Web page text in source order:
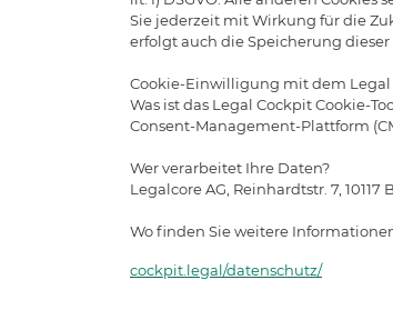
Sie jederzeit mit Wirkung für die
erfolgt auch die Speicherung
Cookie-Einwilligung mit dem Legal
Was ist das Legal Cockpit Cookie-
Consent-Management-Plattform
Wer verarbeitet Ihre Daten?
Legalcore AG, Reinhardtstr. 7, 10117
Wo finden Sie weitere
cockpit.legal/datenschutz/